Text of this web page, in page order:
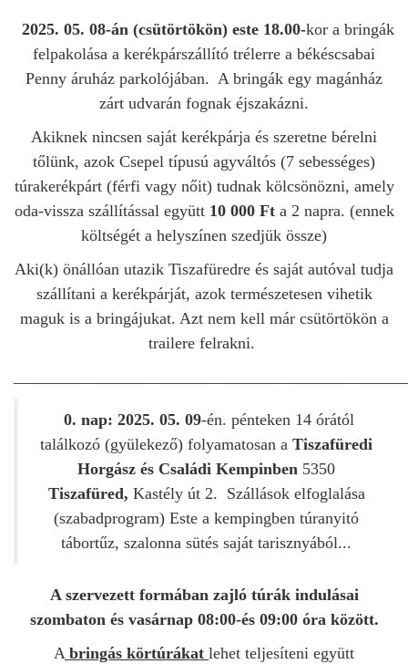
2025. 05. 08-án (csütörtökön) este 18.00-kor a bringák
felpakolása a kerékpárszállító trélerre a békéscsabai
Penny áruház parkolójában. A bringák egy magánház
zárt udvarán fognak éjszakázni.
Akiknek nincsen saját kerékpárja és szeretne bérelni
tőlünk, azok Csepel típusú agyváltós (7 sebességes)
túrakerékpárt (férfi vagy nőit) tudnak kölcsönözni, amely
oda-vissza szállítással együtt 10 000 Ft a 2 napra. (ennek
költségét a helyszínen szedjük össze)
Aki(k) önállóan utazik Tiszafüredre és saját autóval tudja
szállítani a kerékpárját, azok természetesen vihetik
maguk is a bringájukat. Azt nem kell már csütörtökön a
trailere felrakni.
0. nap: 2025. 05. 09-én. pénteken 14 órától
találkozó (gyülekező) folyamatosan a Tiszafüredi
Horgász és Családi Kempinben 5350
Tiszafüred, Kastély út 2. Szállások elfoglalása
(szabadprogram) Este a kempingben túranyitó
tábortűz, szalonna sütés saját tarisznyából...
A szervezett formában zajló túrák indulásai
szombaton és vasárnap 08:00-és 09:00 óra között.
A bringás körtúrákat lehet teljesíteni együtt